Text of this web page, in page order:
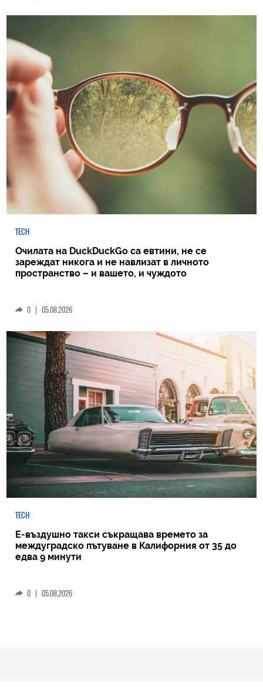
TECH
Очилата на DuckDuckGo са евтини, не се
зареждат никога и не навлизат в личното
пространство – и вашето, и чуждото
0 05.08.2026
TECH
Е-въздушно такси съкращава времето за
междуградско пътуване в Калифорния от 35 до
едва 9 минути
0 | 05.08.2026